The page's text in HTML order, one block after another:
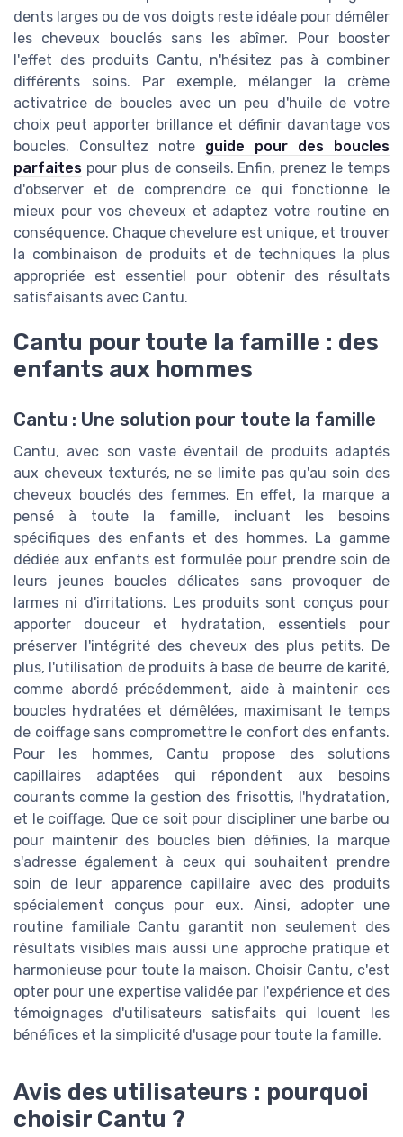
dents larges ou de vos doigts reste idéale pour démêler
les cheveux bouclés sans les abîmer. Pour booster
l'effet des produits Cantu, n'hésitez pas à combiner
différents soins. Par exemple, mélanger la crème
activatrice de boucles avec un peu d'huile de votre
choix peut apporter brillance et définir davantage vos
boucles. Consultez notre guide pour des boucles
parfaites pour plus de conseils. Enfin, prenez le temps
d'observer et de comprendre ce qui fonctionne le
mieux pour vos cheveux et adaptez votre routine en
conséquence. Chaque chevelure est unique, et trouver
la combinaison de produits et de techniques la plus
appropriée est essentiel pour obtenir des résultats
satisfaisants avec Cantu.
Cantu pour toute la famille : des
enfants aux hommes
Cantu : Une solution pour toute la famille
Cantu, avec son vaste éventail de produits adaptés
aux cheveux texturés, ne se limite pas qu'au soin des
cheveux bouclés des femmes. En effet, la marque a
pensé à toute la famille, incluant les besoins
spécifiques des enfants et des hommes. La gamme
dédiée aux enfants est formulée pour prendre soin de
leurs jeunes boucles délicates sans provoquer de
larmes ni d'irritations. Les produits sont conçus pour
apporter douceur et hydratation, essentiels pour
préserver l'intégrité des cheveux des plus petits. De
plus, l'utilisation de produits à base de beurre de karité,
comme abordé précédemment, aide à maintenir ces
boucles hydratées et démêlées, maximisant le temps
de coiffage sans compromettre le confort des enfants.
Pour les hommes, Cantu propose des solutions
capillaires adaptées qui répondent aux besoins
courants comme la gestion des frisottis, l'hydratation,
et le coiffage. Que ce soit pour discipliner une barbe ou
pour maintenir des boucles bien définies, la marque
s'adresse également à ceux qui souhaitent prendre
soin de leur apparence capillaire avec des produits
spécialement conçus pour eux. Ainsi, adopter une
routine familiale Cantu garantit non seulement des
résultats visibles mais aussi une approche pratique et
harmonieuse pour toute la maison. Choisir Cantu, c'est
opter pour une expertise validée par l'expérience et des
témoignages d'utilisateurs satisfaits qui louent les
bénéfices et la simplicité d'usage pour toute la famille.
Avis des utilisateurs : pourquoi
choisir Cantu ?